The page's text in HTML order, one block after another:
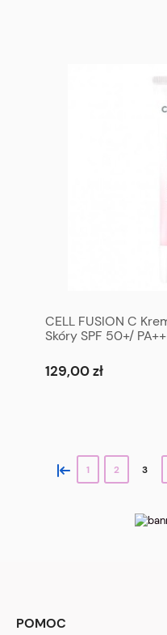
CELL FUSION C
Skóry SPF 50+/
PA++++ 50 ml
129,00 zł
« 1 2 3
POMOC